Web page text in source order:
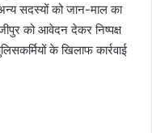
सदस्यों को जान-माल का
को आवेदन देकर निष्पक्ष
के खिलाफ कार्रवाई